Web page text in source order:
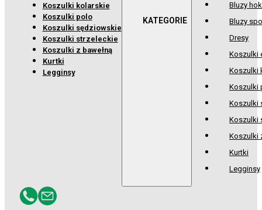
Koszulki kolarskie
Koszulki polo
Koszulki sędziowskie
Koszulki strzeleckie
Koszulki z bawełną
Kurtki
Legginsy
Bluzy
Bluzy
Dresy
Koszulki
Koszulki
Koszulki
Koszulki
Koszulki
Koszulki
Kurtki
Legginsy